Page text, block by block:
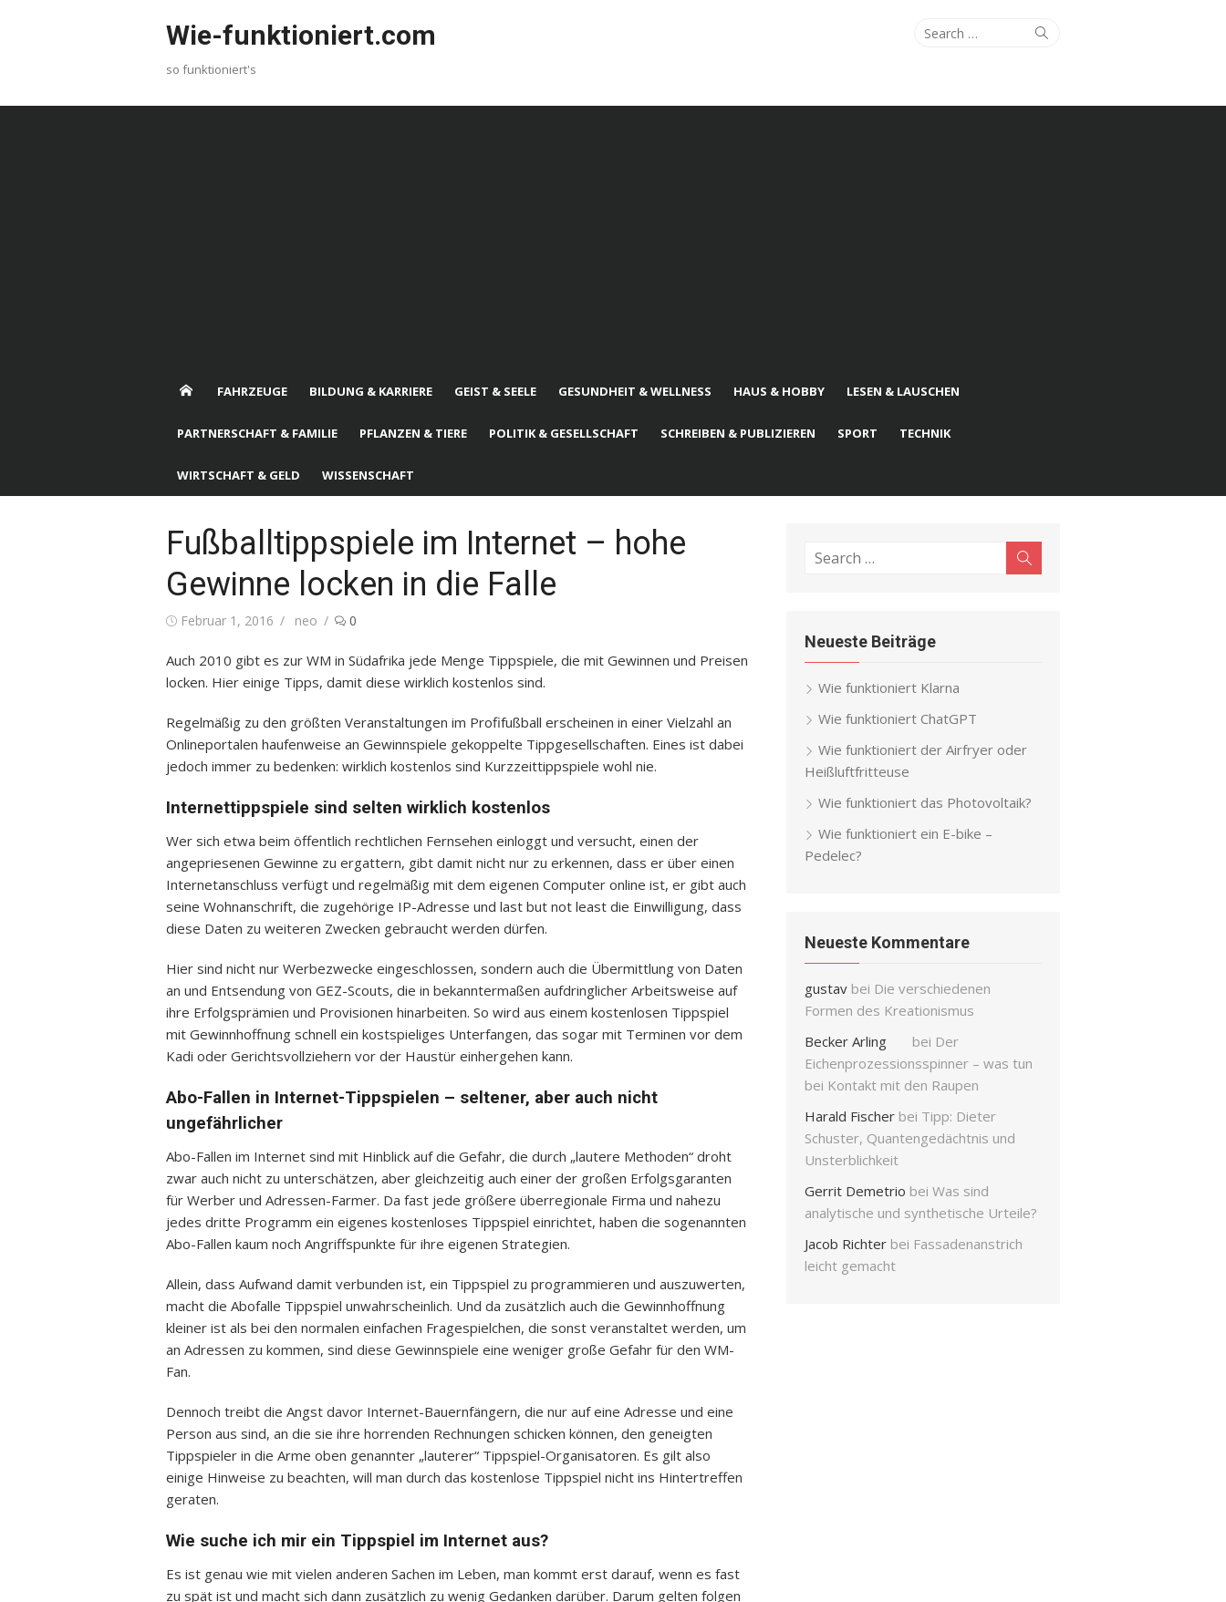
Wie-funktioniert.com
so funktioniert's
Search
Search
FAHRZEUGE BILDUNG & KARRIERE GEIST & SEELE GESUNDHEIT & WELLNESS HAUS & HOBBY LESEN & LAUSCHEN
PARTNERSCHAFT & FAMILIE PFLANZEN & TIERE POLITIK & GESELLSCHAFT SCHREIBEN & PUBLIZIEREN SPORT TECHNIK
WIRTSCHAFT & GELD WISSENSCHAFT
Fußballtippspiele im Internet – hohe
Gewinne locken in die Falle
Posted
Februar 1, 2016 Author
neo 0
Auch 2010 gibt es zur WM in Südafrika jede Menge Tippspiele, die mit Gewinnen und Preisen
locken. Hier einige Tipps, damit diese wirklich kostenlos sind.
Regelmäßig zu den größten Veranstaltungen im Profifußball erscheinen in einer Vielzahl an
Onlineportalen haufenweise an Gewinnspiele gekoppelte Tippgesellschaften. Eines ist dabei
jedoch immer zu bedenken: wirklich kostenlos sind Kurzzeittippspiele wohl nie.
Internettippspiele sind selten wirklich kostenlos
Wer sich etwa beim öffentlich rechtlichen Fernsehen einloggt und versucht, einen der
angepriesenen Gewinne zu ergattern, gibt damit nicht nur zu erkennen, dass er über einen
Internetanschluss verfügt und regelmäßig mit dem eigenen Computer online ist, er gibt auch
seine Wohnanschrift, die zugehörige IP-Adresse und last but not least die Einwilligung, dass
diese Daten zu weiteren Zwecken gebraucht werden dürfen.
Hier sind nicht nur Werbezwecke eingeschlossen, sondern auch die Übermittlung von Daten
an und Entsendung von GEZ-Scouts, die in bekanntermaßen aufdringlicher Arbeitsweise auf
ihre Erfolgsprämien und Provisionen hinarbeiten. So wird aus einem kostenlosen Tippspiel
mit Gewinnhoffnung schnell ein kostspieliges Unterfangen, das sogar mit Terminen vor dem
Kadi oder Gerichtsvollziehern vor der Haustür einhergehen kann.
Abo-Fallen in Internet-Tippspielen – seltener, aber auch nicht
ungefährlicher
Abo-Fallen im Internet sind mit Hinblick auf die Gefahr, die durch „lautere Methoden“ droht
zwar auch nicht zu unterschätzen, aber gleichzeitig auch einer der großen Erfolgsgaranten
für Werber und Adressen-Farmer. Da fast jede größere überregionale Firma und nahezu
jedes dritte Programm ein eigenes kostenloses Tippspiel einrichtet, haben die sogenannten
Abo-Fallen kaum noch Angriffspunkte für ihre eigenen Strategien.
Allein, dass Aufwand damit verbunden ist, ein Tippspiel zu programmieren und auszuwerten,
macht die Abofalle Tippspiel unwahrscheinlich. Und da zusätzlich auch die Gewinnhoffnung
kleiner ist als bei den normalen einfachen Fragespielchen, die sonst veranstaltet werden, um
an Adressen zu kommen, sind diese Gewinnspiele eine weniger große Gefahr für den WM-
Fan.
Dennoch treibt die Angst davor Internet-Bauernfängern, die nur auf eine Adresse und eine
Person aus sind, an die sie ihre horrenden Rechnungen schicken können, den geneigten
Tippspieler in die Arme oben genannter „lauterer“ Tippspiel-Organisatoren. Es gilt also
einige Hinweise zu beachten, will man durch das kostenlose Tippspiel nicht ins Hintertreffen
geraten.
Wie suche ich mir ein Tippspiel im Internet aus?
Es ist genau wie mit vielen anderen Sachen im Leben, man kommt erst darauf, wenn es fast
zu spät ist und macht sich dann zusätzlich zu wenig Gedanken darüber. Darum gelten folgen
Search
Neueste Beiträge
Wie funktioniert Klarna
Wie funktioniert ChatGPT
Wie funktioniert der Airfryer oder
Heißluftfritteuse
Wie funktioniert das Photovoltaik?
Wie funktioniert ein E-bike –
Pedelec?
Neueste Kommentare
gustav bei Die verschiedenen
Formen des Kreationismus
Becker Arling
bei Der
Eichenprozessionsspinner – was tun
bei Kontakt mit den Raupen
Harald Fischer bei Tipp: Dieter
Schuster, Quantengedächtnis und
Unsterblichkeit
Gerrit Demetrio bei Was sind
analytische und synthetische Urteile?
Jacob Richter bei Fassadenanstrich
leicht gemacht